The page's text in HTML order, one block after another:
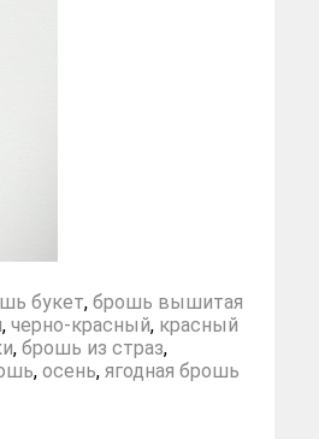
букет, брошь вышитая
, черно-красный, красный
, брошь из страз,
, осень, ягодная брошь